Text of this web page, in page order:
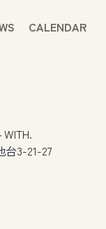
CALENDAR
台3-21-27